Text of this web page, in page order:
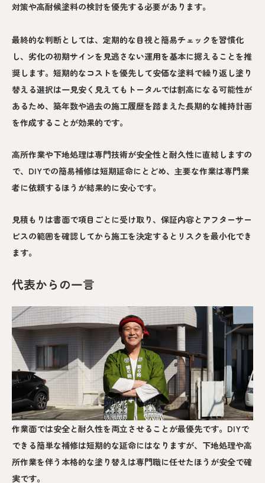
対策や高耐候塗料の検討を優先する必要があります。
最終的な判断としては、定期的な目視と簡易チェックを習慣化
し、劣化の初期サインを見逃さない運用を基本に据えることを推
奨します。短期的なコストを優先して安価な塗料で繰り返し塗り
替える選択は一見安く見えてもトータルでは割高になる可能性が
あるため、築年数や過去の施工履歴を踏まえた長期的な維持計画
を作成することが効果的です。
高所作業や下地処理は専門技術が安全性と耐久性に直結しますの
で、DIYでの簡易補修は短期延命にとどめ、主要な作業は専門業
者に依頼するほうが結果的に安心です。
見積もりは書面で項目ごとに受け取り、保証内容とアフターサー
ビスの範囲を確認してから施工を決定するとリスクを最小化でき
ます。
代表からの一言
作業面では安全と耐久性を両立させることが最優先です。DIYで
できる簡単な補修は短期的な延命にはなりますが、下地処理や高
所作業を伴う本格的な塗り替えは専門職に任せたほうが安全で確
実です。